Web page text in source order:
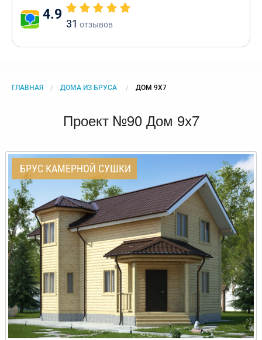
4.9
31 отзывов
ГЛАВНАЯ ДОМА ИЗ БРУСА CURRENT:
ДОМ 9Х7
Проект №90 Дом 9х7
БРУС КАМЕРНОЙ СУШКИ